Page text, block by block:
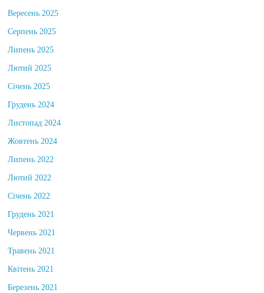
Вересень 2025
Серпень 2025
Липень 2025
Лютий 2025
Січень 2025
Грудень 2024
Листопад 2024
Жовтень 2024
Липень 2022
Лютий 2022
Січень 2022
Грудень 2021
Червень 2021
Травень 2021
Квітень 2021
Березень 2021